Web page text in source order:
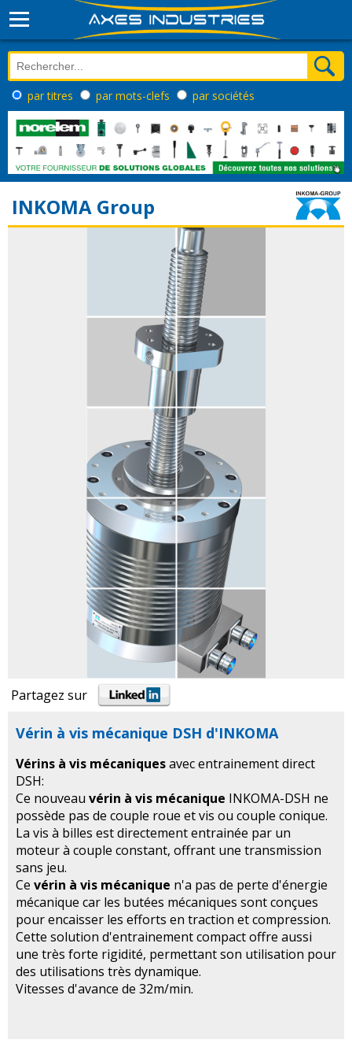
par titres par mots-clefs par sociétés
INKOMA Group
Partagez sur
Vérin à vis mécanique DSH d'INKOMA
Vérins à vis mécaniquesavec entrainement direct
DSH:
Ce nouveau vérin à vis mécanique INKOMA-DSH ne
possède pas de couple roue et vis ou couple conique.
La vis à billes est directement entrainée par un
moteur à couple constant, offrant une transmission
sans jeu.
Ce vérin à vis mécanique n'a pas de perte d'énergie
mécanique car les butées mécaniques sont conçues
pour encaisser les efforts en traction et compression.
Cette solution d'entrainement compact offre aussi
une très forte rigidité, permettant son utilisation pour
des utilisations très dynamique.
Vitesses d'avance de 32m/min.